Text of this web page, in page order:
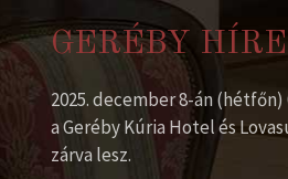
GERÉBY
2025. december 8-án
a Geréby Kúria Hotel és
zárva lesz.